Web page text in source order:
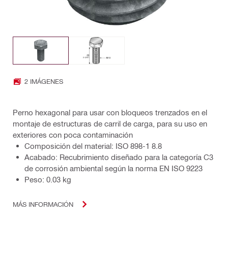
2 IMÁGENES
Perno hexagonal para usar con bloqueos trenzados en el
montaje de estructuras de carril de carga, para su uso en
exteriores con poca contaminación
Composición del material: ISO 898-1 8.8
Acabado: Recubrimiento diseñado para la categoría C3
de corrosión ambiental según la norma EN ISO 9223
Peso: 0.03 kg
MÁS INFORMACIÓN